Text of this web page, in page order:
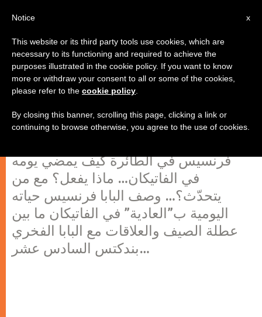
البابا فرنسيس يخبر عن "حياته العادية"
في الفاتيكان!
فرنسيس في الطائرة كيف يمضي يومه
في الفاتيكان… ماذا يفعل؟ مع من
يتحدّث؟… وصف البابا فرنسيس حياته
اليومية ب”العادية” في الفاتيكان ما بين
عطلة الصيف والعلاقات مع البابا الفخري
بندكتس السادس عشر…
x
Notice
This website or its third party tools use cookies, which are
necessary to its functioning and required to achieve the
purposes illustrated in the cookie policy. If you want to know
more or withdraw your consent to all or some of the cookies,
please refer to the cookie policy
By closing this banner, scrolling this page, clicking a link or
continuing to browse otherwise, you agree to the use of cookies.